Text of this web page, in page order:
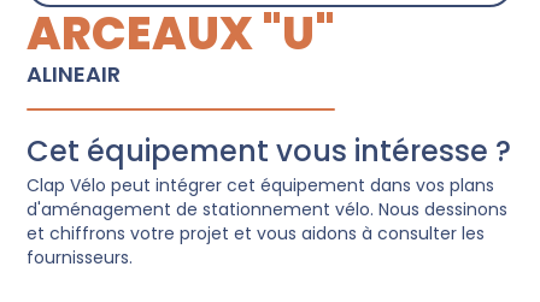
ARCEAUX "U"
ALINEAIR
Cet équipement vous intéresse ?
Clap Vélo peut intégrer cet équipement dans vos plans
d'aménagement de stationnement vélo. Nous dessinons
et chiffrons votre projet et vous aidons à consulter les
fournisseurs.